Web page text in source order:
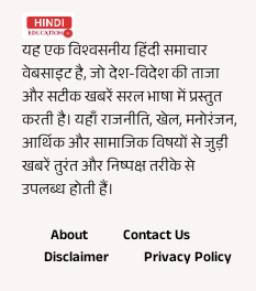
यह एक विश्वसनीय हिंदी समाचार
वेबसाइट है, जो देश-विदेश की ताजा
और सटीक खबरें सरल भाषा में प्रस्तुत
करती है। यहाँ राजनीति, खेल, मनोरंजन,
आर्थिक और सामाजिक विषयों से जुड़ी
खबरें तुरंत और निष्पक्ष तरीके से
उपलब्ध होती हैं।
About
Contact Us
Disclaimer
Privacy Policy